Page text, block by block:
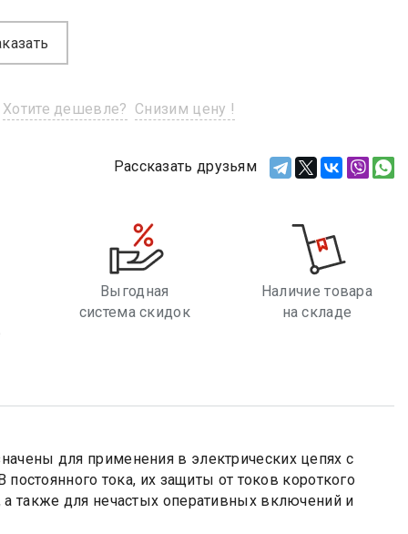
Хотите дешевле? Снизим цену !
Рассказать друзьям
Выгодная
система скидок
Наличие товара
на складе
для применения в электрических цепях с
тока, их защиты от токов короткого
также для нечастых оперативных включений и